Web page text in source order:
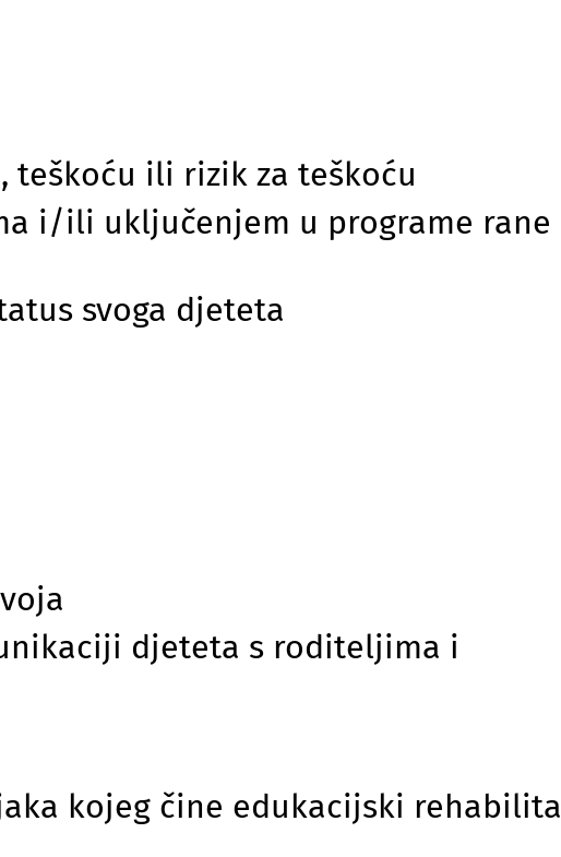
ili rizik za teškoću
i/ili uključenjem u programe rane
svoga djeteta
djeteta s roditeljima i
kojeg čine edukacijski